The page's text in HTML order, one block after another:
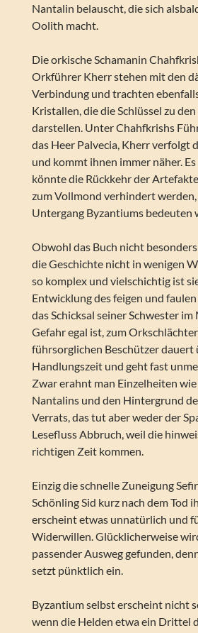
Nantalin belauscht, die sich
Oolith macht.
Die orkische Schamanin
Orkführer Kherr stehen mit den
Verbindung und trachten
Kristallen, die die Schlüssel zu
darstellen. Unter Chahfkrishs
das Heer Palvecia, Kherr verfolgt
und kommt ihnen immer näher.
könnte die Rückkehr der
zum Vollmond verhindert werden,
Untergang Byzantiums bedeuten
Obwohl das Buch nicht
die Geschichte nicht in wenigen
so komplex und vielschichtig ist
Entwicklung des feigen und
das Schicksal seiner Schwester
Gefahr egal ist, zum
führsorglichen Beschützer dauert
Handlungszeit und geht fast
Zwar erahnt man Einzelheiten wie
Nantalins und den Hintergrund
Verrats, das tut aber weder der
Lesefluss Abbruch, weil die
richtigen Zeit kommen.
Einzig die schnelle Zuneigung
Schönling Sid kurz nach dem Tod
erscheint etwas unnatürlich und
Widerwillen. Glücklicherweise
passender Ausweg gefunden,
setzt pünktlich ein.
Byzantium selbst erscheint nicht
wenn die Helden etwa ein Drittel